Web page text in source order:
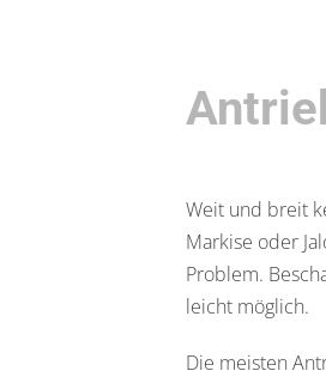
Weit und breit
Markise oder
Problem.
leicht möglich.
Die meisten